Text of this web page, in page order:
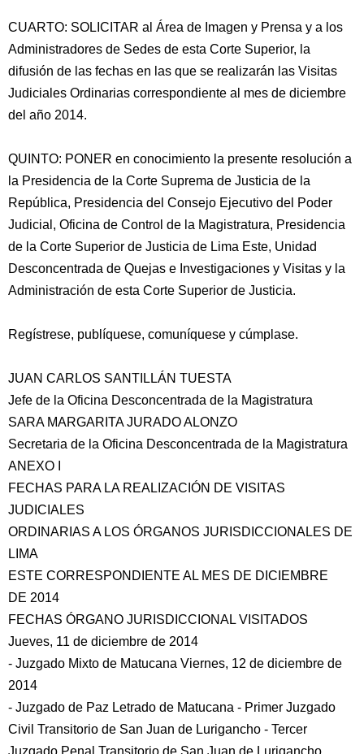
CUARTO: SOLICITAR al Área de Imagen y Prensa y a los
Administradores de Sedes de esta Corte Superior, la
difusión de las fechas en las que se realizarán las Visitas
Judiciales Ordinarias correspondiente al mes de diciembre
del año 2014.
QUINTO: PONER en conocimiento la presente resolución a
la Presidencia de la Corte Suprema de Justicia de la
República, Presidencia del Consejo Ejecutivo del Poder
Judicial, Oficina de Control de la Magistratura, Presidencia
de la Corte Superior de Justicia de Lima Este, Unidad
Desconcentrada de Quejas e Investigaciones y Visitas y la
Administración de esta Corte Superior de Justicia.
Regístrese, publíquese, comuníquese y cúmplase.
JUAN CARLOS SANTILLÁN TUESTA
Jefe de la Oficina Desconcentrada de la Magistratura
SARA MARGARITA JURADO ALONZO
Secretaria de la Oficina Desconcentrada de la Magistratura
ANEXO I
FECHAS PARA LA REALIZACIÓN DE VISITAS
JUDICIALES
ORDINARIAS A LOS ÓRGANOS JURISDICCIONALES DE
LIMA
ESTE CORRESPONDIENTE AL MES DE DICIEMBRE
DE 2014
FECHAS ÓRGANO JURISDICCIONAL VISITADOS
Jueves, 11 de diciembre de 2014
- Juzgado Mixto de Matucana Viernes, 12 de diciembre de
2014
- Juzgado de Paz Letrado de Matucana - Primer Juzgado
Civil Transitorio de San Juan de Lurigancho - Tercer
Juzgado Penal Transitorio de San Juan de Lurigancho